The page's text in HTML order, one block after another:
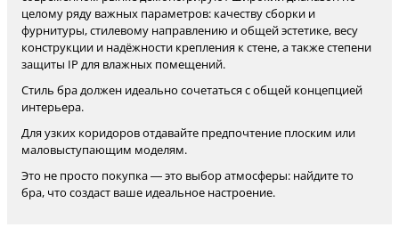
целому ряду важных параметров: качеству сборки и
фурнитуры, стилевому направлению и общей эстетике, весу
конструкции и надёжности крепления к стене, а также степени
защиты IP для влажных помещений.
Стиль бра должен идеально сочетаться с общей концепцией
интерьера.
Для узких коридоров отдавайте предпочтение плоским или
маловыступающим моделям.
Это не просто покупка — это выбор атмосферы: найдите то
бра, что создаст ваше идеальное настроение.